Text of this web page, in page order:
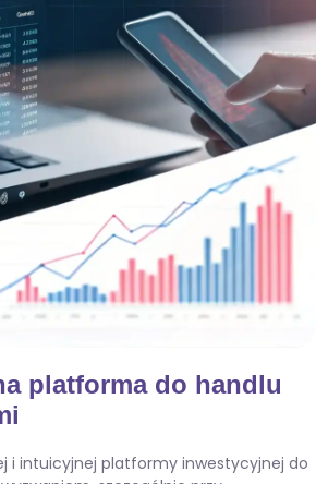
platforma do handlu
i intuicyjnej platformy inwestycyjnej do